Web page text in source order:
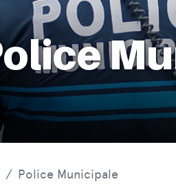
Police Municipale